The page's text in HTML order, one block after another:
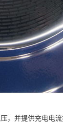
，并提供充电电